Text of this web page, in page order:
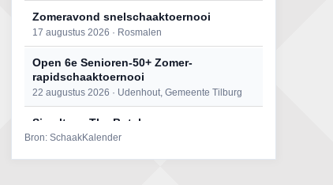
Zomeravond snelschaaktoernooi
17 augustus 2026 · Rosmalen
Open 6e Senioren-50+ Zomer-
rapidschaaktoernooi
22 augustus 2026 · Udenhout, Gemeente Tilburg
Simultaan The Butcher
22 augustus 2026 · Utrecht
Bron: SchaakKalender